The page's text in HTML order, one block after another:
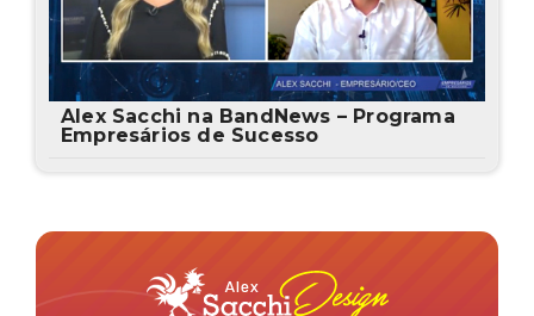
Alex Sacchi na BandNews – Programa
Empresários de Sucesso